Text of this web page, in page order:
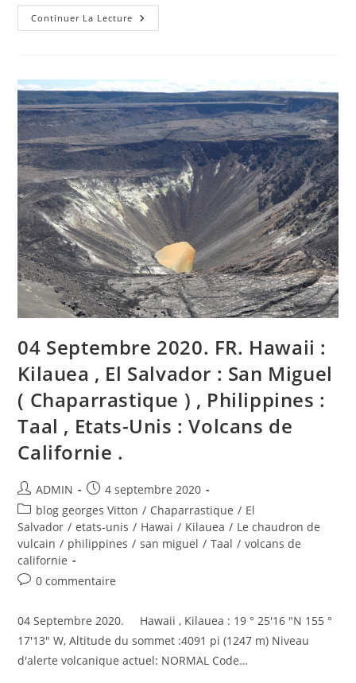
Continuer La Lecture September
04,
:
Kilauea
,
El
Salvador
:
San
Miguel
(Chaparrastique)
,
Philippines
:
Taal
,
United
States
:
California
Volcanoes
.
04 Septembre 2020. FR. Hawaii :
Kilauea , El Salvador : San Miguel
( Chaparrastique ) , Philippines :
Taal , Etats-Unis : Volcans de
Californie .
Auteur/autrice
de
la
publication :
ADMIN
Publication
publiée :
4 septembre 2020
Post
category:
blog georges Vitton / Chaparrastique / El
Salvador / etats-unis / Hawai / Kilauea / Le chaudron de
vulcain / philippines / san miguel / Taal / volcans de
californie
Commentaires
publication :
0 commentaire
04 Septembre 2020. Hawaii , Kilauea : 19 ° 25'16 "N 155 °
17'13" W, Altitude du sommet :4091 pi (1247 m) Niveau
d'alerte volcanique actuel: NORMAL Code…